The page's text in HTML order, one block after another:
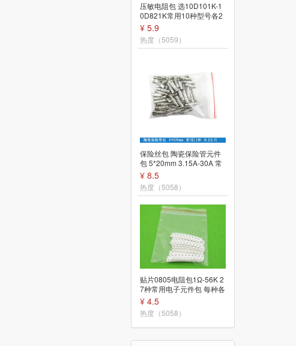
压敏电阻包 选10D101K-1
0D821K常用10种型号各2
只共20只
¥ 5.9
热度（5059）
保险丝包 陶瓷保险管元件
包 5*20mm 3.15A-30A 常
用11种 共55只
¥ 8.5
热度（5058）
贴片0805电阻包1Ω-56K 2
7种常用电子元件包 每种各
10只 五六电子
¥ 4.5
热度（5058）